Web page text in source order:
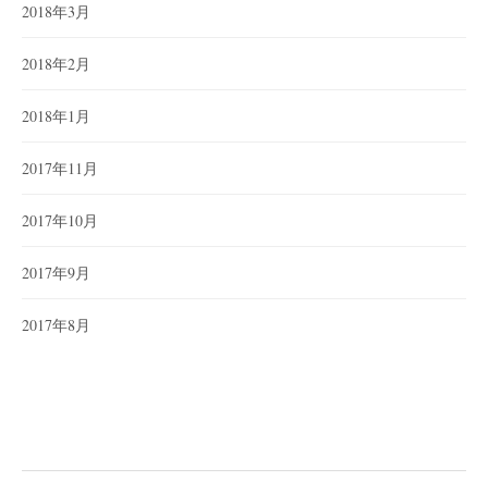
2018年3月
2018年2月
2018年1月
2017年11月
2017年10月
2017年9月
2017年8月